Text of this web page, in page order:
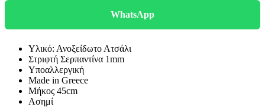
WhatsApp
Υλικό: Ανοξείδωτο Ατσάλι
Στριφτή Σερπαντίνα 1mm
Υποαλλεργική
Made in Greece
Μήκος 45cm
Ασημί